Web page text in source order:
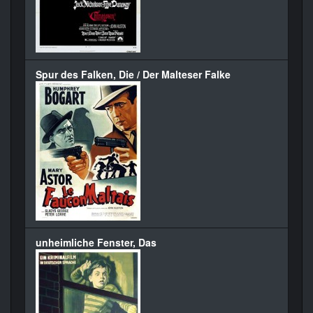
Spur des Falken, Die / Der Malteser Falke
unheimliche Fenster, Das